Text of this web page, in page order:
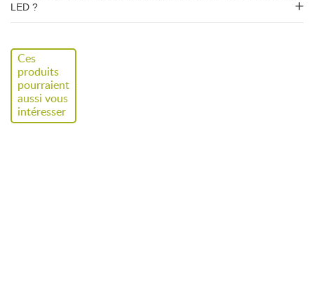
Éclairage
Modules LED basse
Formats
LED ?
Ces
produits
pourraient
aussi vous
intéresser